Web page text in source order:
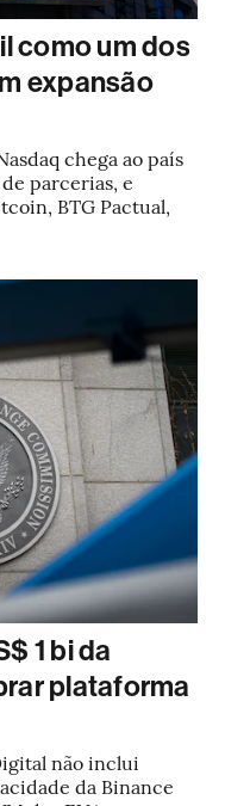
como um dos
expansão
chega ao país
parcerias, e
BTG Pactual,
1 bi da
plataforma
não inclui
da Binance